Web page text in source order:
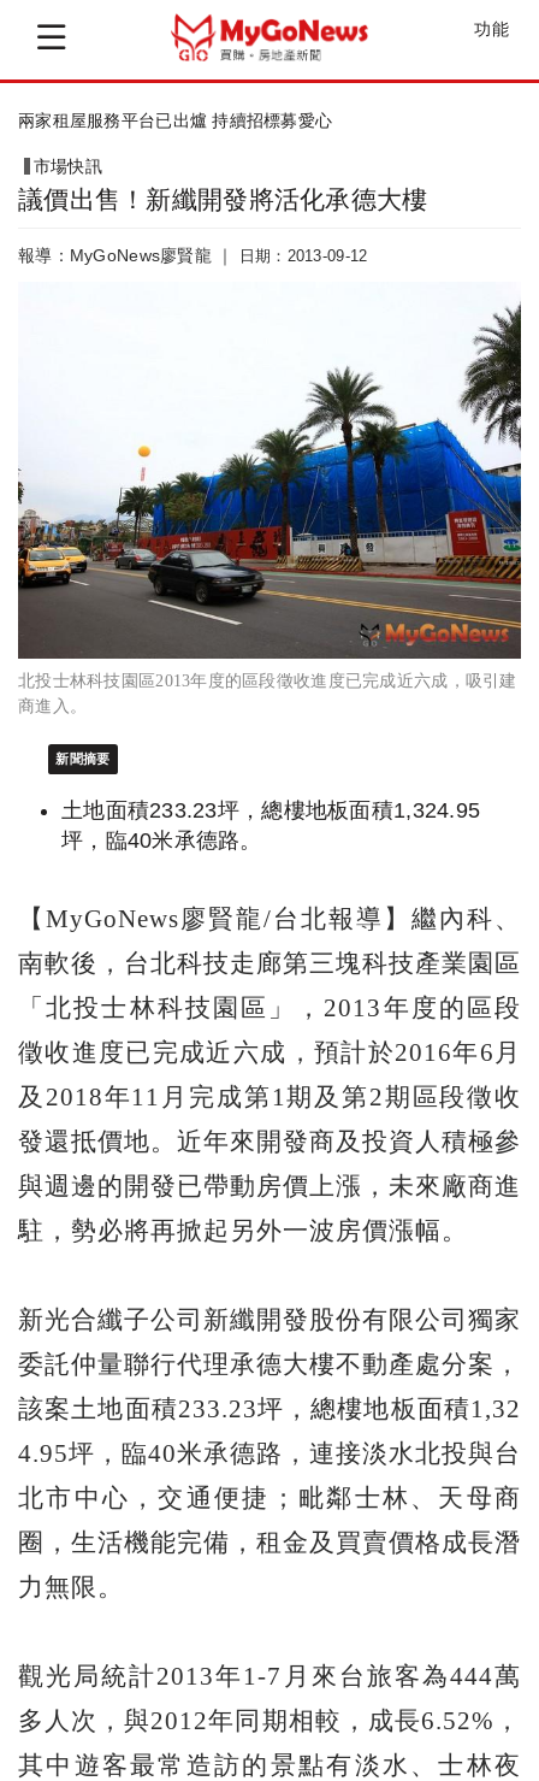
功能
賴清德參加亞太城市高峰會 分享台南之美
市場快訊
議價出售！新纖開發將活化承德大樓
報導：MyGoNews廖賢龍 ｜ 日期：2013-09-12
北投士林科技園區2013年度的區段徵收進度已完成近六成，吸引建
商進入。
新聞摘要
土地面積233.23坪，總樓地板面積1,324.95
坪，臨40米承德路。
【MyGoNews廖賢龍/台北報導】繼內科、
南軟後，台北科技走廊第三塊科技產業園區
「北投士林科技園區」，2013年度的區段
徵收進度已完成近六成，預計於2016年6月
及2018年11月完成第1期及第2期區段徵收
發還抵價地。近年來開發商及投資人積極參
與週邊的開發已帶動房價上漲，未來廠商進
駐，勢必將再掀起另外一波房價漲幅。
新光合纖子公司新纖開發股份有限公司獨家
委託仲量聯行代理承德大樓不動產處分案，
該案土地面積233.23坪，總樓地板面積1,32
4.95坪，臨40米承德路，連接淡水北投與台
北市中心，交通便捷；毗鄰士林、天母商
圈，生活機能完備，租金及買賣價格成長潛
力無限。
觀光局統計2013年1-7月來台旅客為444萬
多人次，與2012年同期相較，成長6.52%，
其中遊客最常造訪的景點有淡水、士林夜